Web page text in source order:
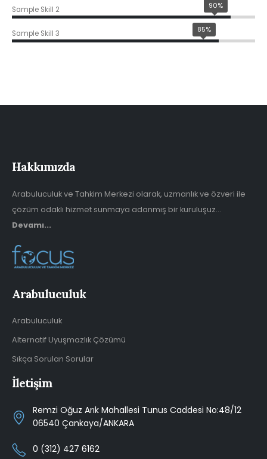
Sample Skill 2 90%
Sample Skill 3 85%
Hakkımızda
Arabuluculuk ve Tahkim Merkezi olarak, uzmanlık ve özveri ile
çözüm odaklı hizmet sunmaya adanmış bir kuruluşuz...
Devamı...
Arabuluculuk
Arabuluculuk
Alternatif Uyuşmazlık Çözümü
Sıkça Sorulan Sorular
İletişim
Remzi Oğuz Arık Mahallesi Tunus Caddesi No:48/12
06540 Çankaya/ANKARA
0 (312) 427 6162